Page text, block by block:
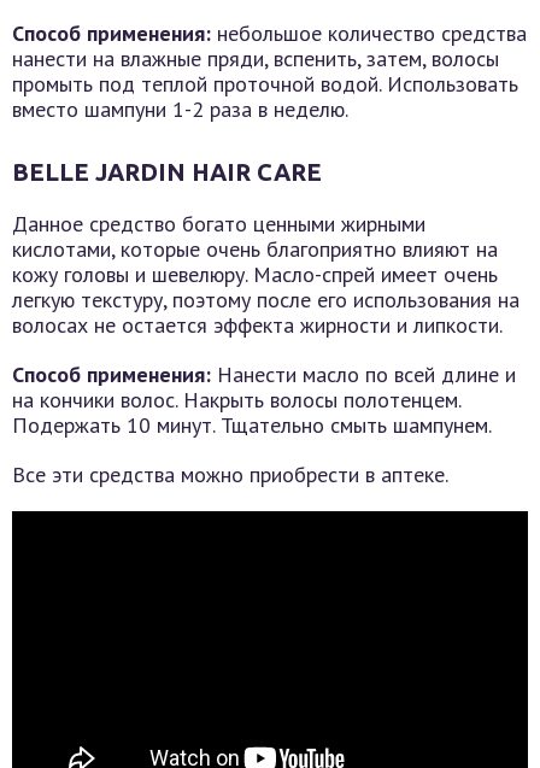
Способ применения: небольшое количество средства
нанести на влажные пряди, вспенить, затем, волосы
промыть под теплой проточной водой. Использовать
вместо шампуни 1-2 раза в неделю.
BELLE JARDIN HAIR CARE
Данное средство богато ценными жирными
кислотами, которые очень благоприятно влияют на
кожу головы и шевелюру. Масло-спрей имеет очень
легкую текстуру, поэтому после его использования на
волосах не остается эффекта жирности и липкости.
Способ применения: Нанести масло по всей длине и
на кончики волос. Накрыть волосы полотенцем.
Подержать 10 минут. Тщательно смыть шампунем.
Все эти средства можно приобрести в аптеке.